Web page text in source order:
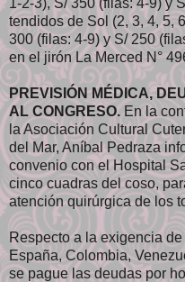
tendidos de Sol (2, 3, 4, 5,
300 (filas: 4-9) y S/ 250
en el jirón La Merced N°
PREVISIÓN MÉDICA,
AL CONGRESO. En la
la Asociación Cultural
del Mar, Aníbal Pedraza
convenio con el Hospital
cinco cuadras del coso,
atención quirúrgica de los
Respecto a la exigencia
España, Colombia,
se pague las deudas por